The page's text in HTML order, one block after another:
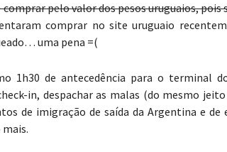
pelo valor dos pesos uruguaios,
comprar no site uruguaio
uma pena =(
1h30 de antecedência para o terminal
in, despachar as malas (do mesmo
de imigração de saída da Argentina e